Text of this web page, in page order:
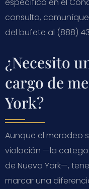
consulta,
del bufete al (888)
¿Necesito
cargo de
York?
Aunque el merodeo
violación —la
de Nueva York—,
marcar una